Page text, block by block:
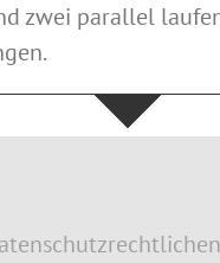
zwei parallel